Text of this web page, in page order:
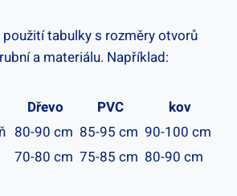
tabulky s rozměry otvorů
a materiálu. Například:
Dřevo PVC
kov
80-90 cm 85-95 cm 90-100 cm
70-80 cm 75-85 cm 80-90 cm